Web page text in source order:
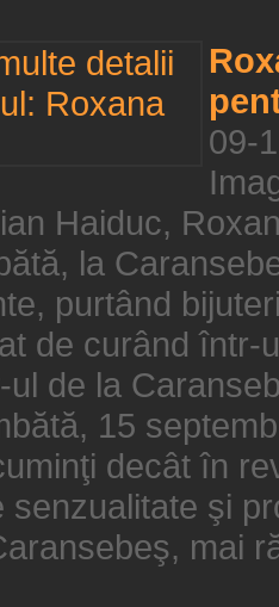
09-
Haiduc,
la
purtând
de curând
de la
15
decât în
senzualitate şi
mai